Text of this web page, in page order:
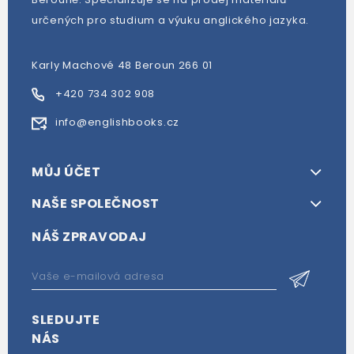
určených pro studium a výuku anglického jazyka.
Karly Machové 48 Beroun 266 01
+420 734 302 908
info@englishbooks.cz
MŮJ ÚČET
NAŠE SPOLEČNOST
NÁŠ ZPRAVODAJ
SLEDUJTE
NÁS